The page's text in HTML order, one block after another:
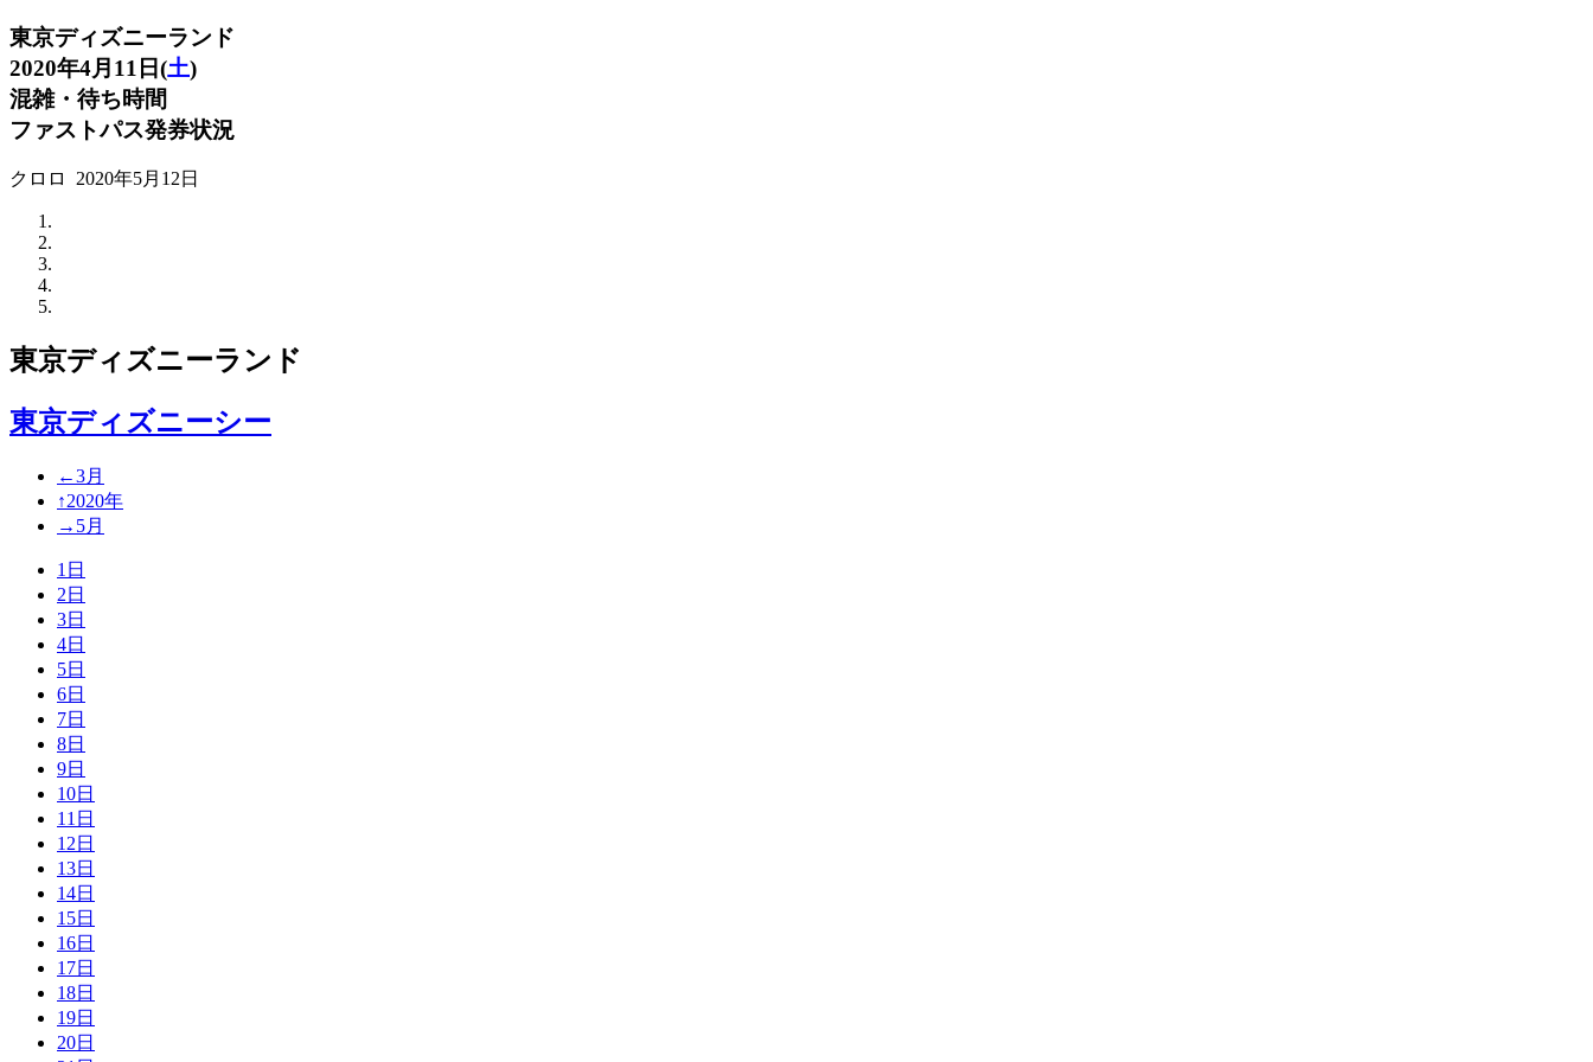
東京ディズニーランド
2020年4月11日(土)
混雑・待ち時間
ファストパス発券状況
クロロ 2020年5月12日
東京ディズニーランド
東京ディズニーシー
←3月
↑2020年
→5月
1日
2日
3日
4日
5日
6日
7日
8日
9日
10日
11日
12日
13日
14日
15日
16日
17日
18日
19日
20日